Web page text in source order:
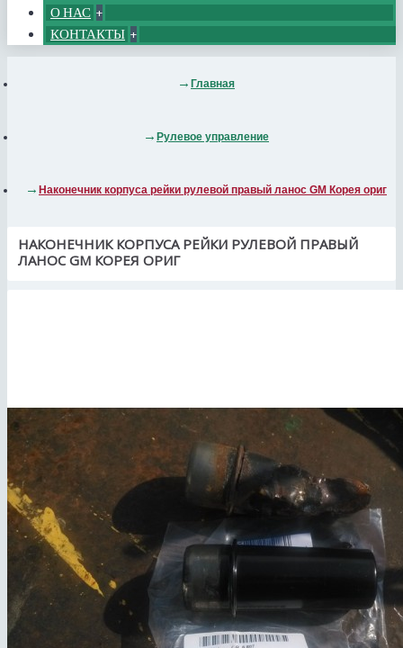
О НАС +
КОНТАКТЫ +
Главная
Рулевое управление
Наконечник корпуса рейки рулевой правый ланос GM Корея ориг
НАКОНЕЧНИК КОРПУСА РЕЙКИ РУЛЕВОЙ ПРАВЫЙ
ЛАНОС GM КОРЕЯ ОРИГ